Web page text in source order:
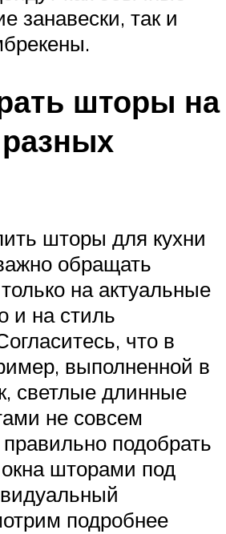
занавески, так и
шторы на
шторы для кухни
обращать
на актуальные
и на стиль
что в
выполненной в
светлые длинные
не совсем
подобрать
шторами под
подробнее